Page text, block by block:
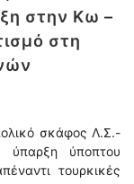
στην Κω –
στη
σκάφος Λ.Σ.-
ύποπτου
τουρκικές